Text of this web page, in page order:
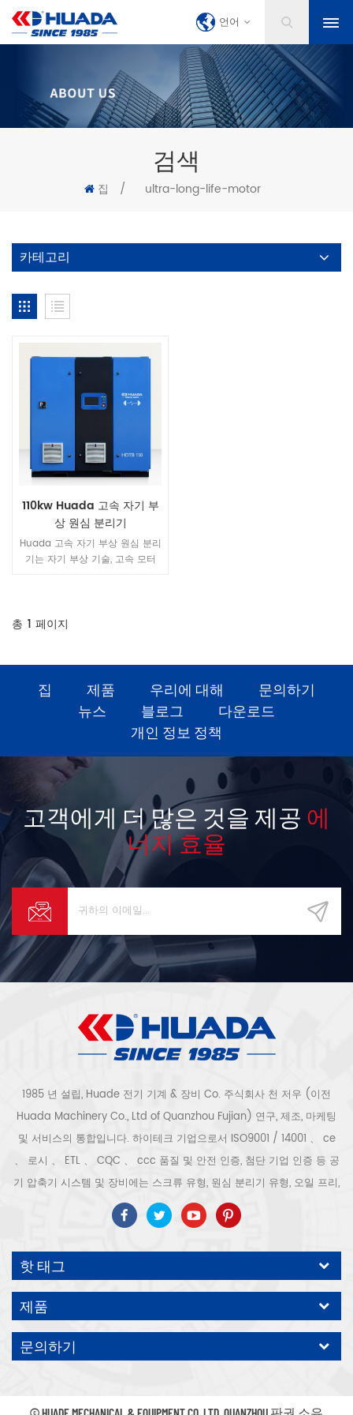
언어
검색
집 / ultra-long-life-motor
카테고리
110kw Huada 고속 자기 부
상 원심 분리기
Huada 고속 자기 부상 원심 분리
기는 자기 부상 기술, 고속 모터
새로운 유형의 팬입니다.
총 1 페이지
집 제품 우리에 대해
문의하기
뉴스
블로그
다운로드
개인 정보 정책
고객에게 더 많은 것을 제공 에
너지 효율
1985 년 설립, Huade 전기 기계 & 장비 Co. 주식회사 천 저우 (이전
Huada Machinery Co., Ltd of Quanzhou Fujian) 연구, 제조, 마케팅
및 서비스의 통합입니다. 하이테크 기업으로서 ISO9001 / 14001 、 ce
、 로시 、 ETL 、 CQC 、 ccc 품질 및 안전 인증, 첨단 기업 인증 등 공
기 압축기 시스템 및 장비에는 스크류 유형, 원심 분리기 유형, 오일 프리,
스크롤 유형, 피스톤 유형, 건조기, 필터, 배수기, 완전한 공기 압축기 생산
라인 등이 포함됩니다. 보다 300 가지 유형의 공기 압축기 산업 전문가
우리 회사는 보다 30 년 경력 from 압력 용기, 전기 모터, 정밀 부품 가공
및 장비에 대한 최고의 부품 주조 조립. 또한 우리 회사는 영구 자석 서보
모터의 자체 핵심 프로세스를 개발하고 관련 기술 특허를 획득하여 국가
에너지 절약 및 환경 보호 기술 발전에 기여했습니다. 우리 자신의 브랜
드 공기 압축기를 기대하십시오, ODM / OEM 수락입니다.
핫 태그
제품
문의하기